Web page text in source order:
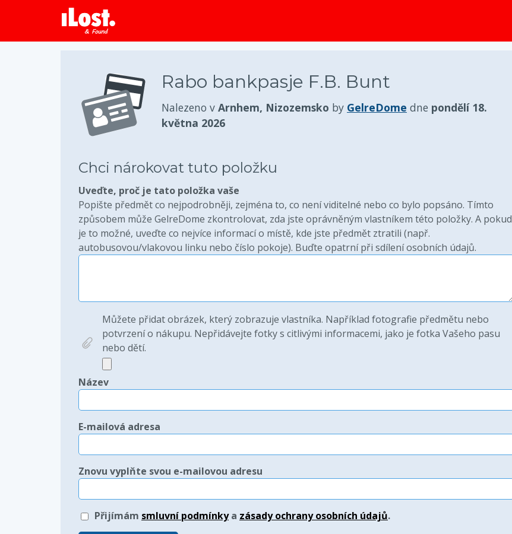
Rabo bankpasje F.B. Bunt
Nalezeno v Arnhem, Nizozemsko by GelreDome dne pondělí 18.
května 2026
Chci nárokovat tuto položku
Uveďte, proč je tato položka vaše
Popište předmět co nejpodrobněji, zejména to, co není viditelné nebo co bylo popsáno. Tímto
způsobem může GelreDome zkontrolovat, zda jste oprávněným vlastníkem této položky. A pokud
je to možné, uveďte co nejvíce informací o místě, kde jste předmět ztratili (např.
autobusovou/vlakovou linku nebo číslo pokoje). Buďte opatrní při sdílení osobních údajů.
Můžete přidat obrázek, který zobrazuje vlastníka. Například fotografie předmětu nebo
potvrzení o nákupu. Nepřidávejte fotky s citlivými informacemi, jako je fotka Vašeho pasu
nebo dětí.
Název
E-mailová adresa
Znovu vyplňte svou e-mailovou adresu
Přijímám smluvní podmínkya zásady ochrany osobních údajů.